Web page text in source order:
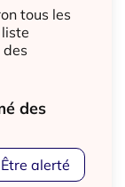
tous les
des
Être alerté